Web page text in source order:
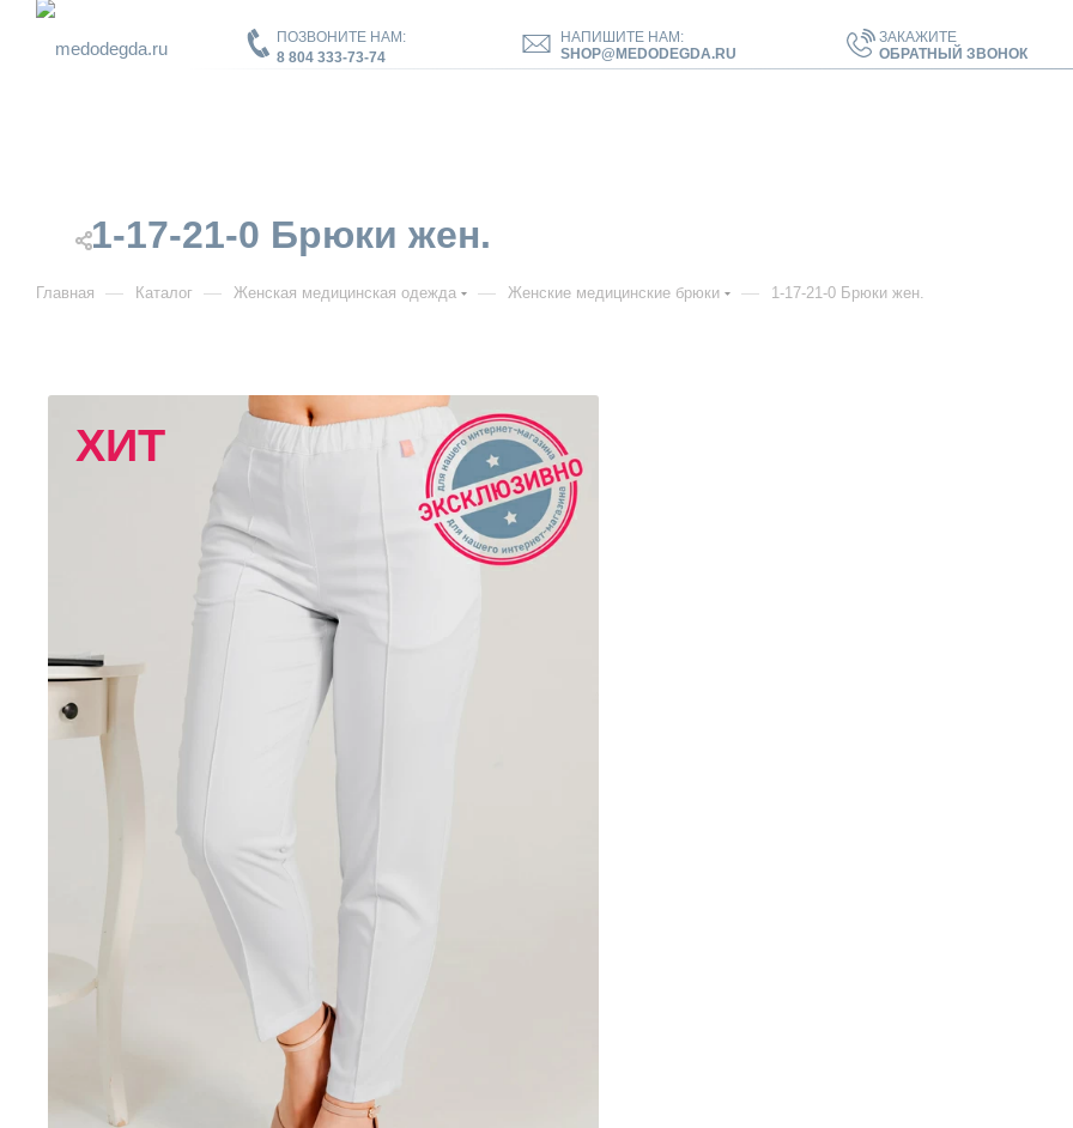
ПОЗВОНИТЕ НАМ:
8 804 333-73-74
НАПИШИТЕ НАМ:
SHOP@MEDODEGDA.RU
ЗАКАЖИТЕ
ОБРАТНЫЙ ЗВОНОК
1-17-21-0 Брюки жен.
Главная — Каталог — Женская медицинская одежда — Женские медицинские брюки — 1-17-21-0 Брюки жен.
ХИТ